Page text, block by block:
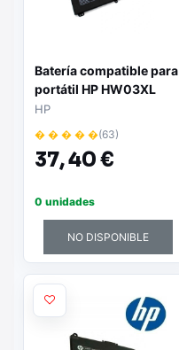
Batería compatible para
portátil HP HW03XL
11.4V 47Wh
HP
� � � � �(63)
37,40 €
0 unidades
NO DISPONIBLE